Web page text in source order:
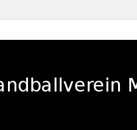
e. V.